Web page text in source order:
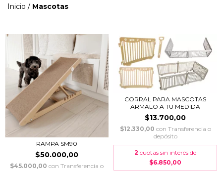
Inicio / Mascotas
RAMPA SM90
$50.000,00
$45.000,00 con Transferencia o
CORRAL PARA MASCOTAS
ARMALO A TU MEDIDA
$13.700,00
$12.330,00 con Transferencia o
depósito
2 cuotas sin interés de
$6.850,00